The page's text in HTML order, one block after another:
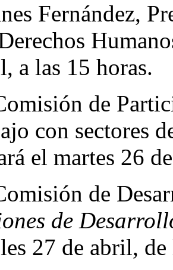
Fernández,
a las 15 horas.
de
con sectores
el martes 26
de
de
27 de abril,